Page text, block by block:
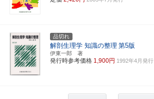
品切れ
解剖生理学 知識の整理 第5版
伊東一郎 著
発行時参考価格 1,900円 1992年4月発行